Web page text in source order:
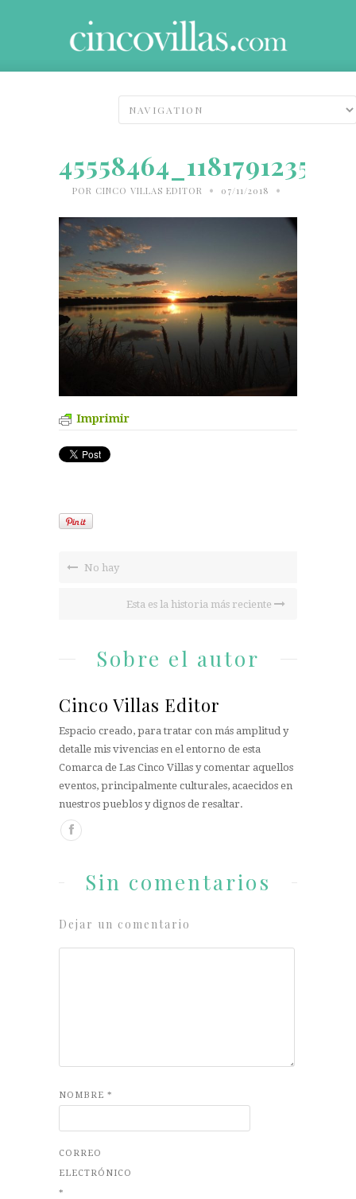
POR CINCO VILLAS EDITOR • 07/11/2018 •
Imprimir
No hay
Esta es la historia más reciente
Sobre el autor
Cinco Villas Editor
Espacio creado, para tratar con más amplitud y
detalle mis vivencias en el entorno de esta
Comarca de Las Cinco Villas y comentar aquellos
eventos, principalmente culturales, acaecidos en
nuestros pueblos y dignos de resaltar.
Sin comentarios
Dejar un comentario
NOMBRE *
CORREO
ELECTRÓNICO
*